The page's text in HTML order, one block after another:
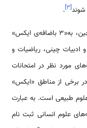
شوند[۳]
.
در حال­ حاضر، موضوعات امتحانی کنکور در چین، به«3 باضافه‌ی ایکس»
چینی، ریاضیات و
مورد نظر در امتحانات
برخی از مناطق «ایکس»
طبیعی است. به عبارت
علوم انسانی ثبت نام